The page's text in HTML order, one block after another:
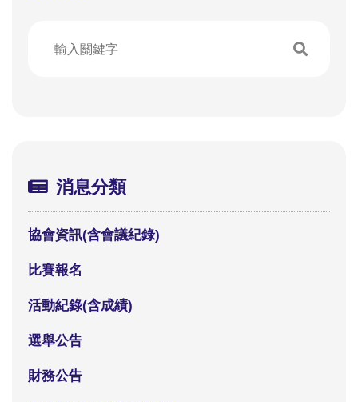
消息分類
協會資訊(含會議紀錄)
比賽報名
活動紀錄(含成績)
選舉公告
財務公告